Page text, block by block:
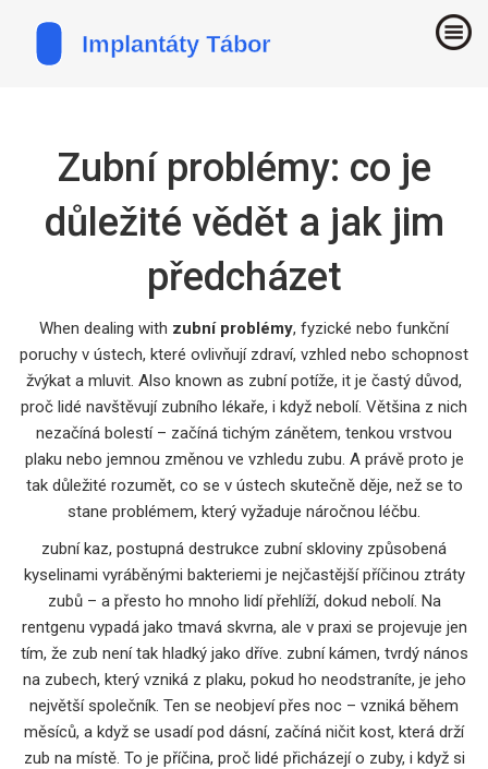
Zubní problémy: co je
důležité vědět a jak jim
předcházet
When dealing with zubní problémy, fyzické nebo funkční
poruchy v ústech, které ovlivňují zdraví, vzhled nebo schopnost
žvýkat a mluvit. Also known as zubní potíže, it je častý důvod,
proč lidé navštěvují zubního lékaře, i když nebolí. Většina z nich
nezačíná bolestí – začíná tichým zánětem, tenkou vrstvou
plaku nebo jemnou změnou ve vzhledu zubu. A právě proto je
tak důležité rozumět, co se v ústech skutečně děje, než se to
stane problémem, který vyžaduje náročnou léčbu.
zubní kaz, postupná destrukce zubní skloviny způsobená
kyselinami vyráběnými bakteriemi je nejčastější příčinou ztráty
zubů – a přesto ho mnoho lidí přehlíží, dokud nebolí. Na
rentgenu vypadá jako tmavá skvrna, ale v praxi se projevuje jen
tím, že zub není tak hladký jako dříve. zubní kámen, tvrdý nános
na zubech, který vzniká z plaku, pokud ho neodstraníte, je jeho
největší společník. Ten se neobjeví přes noc – vzniká během
měsíců, a když se usadí pod dásní, začíná ničit kost, která drží
zub na místě. To je příčina, proč lidé přicházejí o zuby, i když si